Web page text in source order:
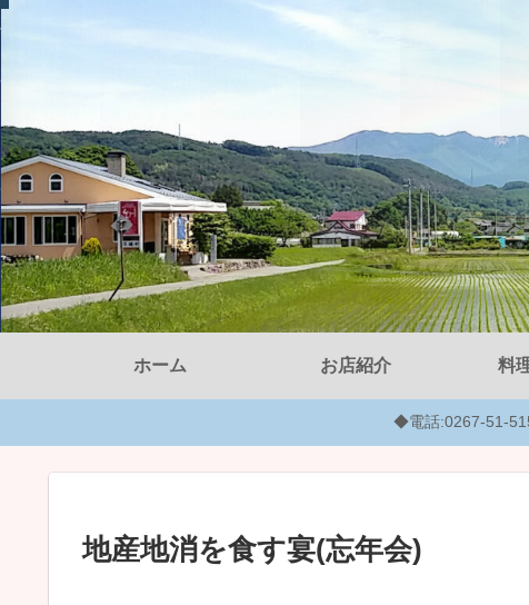
ホーム お店紹介 料
◆電話:0267-51-
地産地消を食す宴(忘年会)